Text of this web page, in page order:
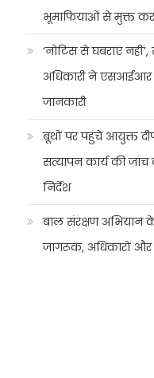
भूमाफियाओं से मुक्त
‘नोटिस से घबराएं
अधिकारी ने एसआईआर
जानकारी
बूथों पर पहुंचे आयुक्त
सत्यापन कार्य की जांच
निर्देश
बाल संरक्षण अभियान
जागरूक, अधिकारों और